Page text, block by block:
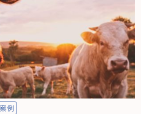
案例